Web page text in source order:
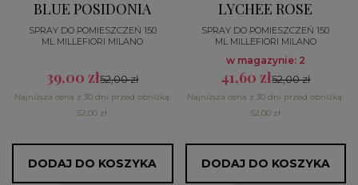
BLUE POSIDONIA
SPRAY DO POMIESZCZEŃ 150
ML MILLEFIORI MILANO
39,00 zł52,00 zł
Najniższa cena z 30 dni przed obniżką:
52,00 zł
DODAJ DO KOSZYKA
LYCHEE ROSE
SPRAY DO POMIESZCZEŃ 150
ML MILLEFIORI MILANO
w magazynie: 2
41,60 zł52,00 zł
Najniższa cena z 30 dni przed obniżką:
52,00 zł
DODAJ DO KOSZYKA